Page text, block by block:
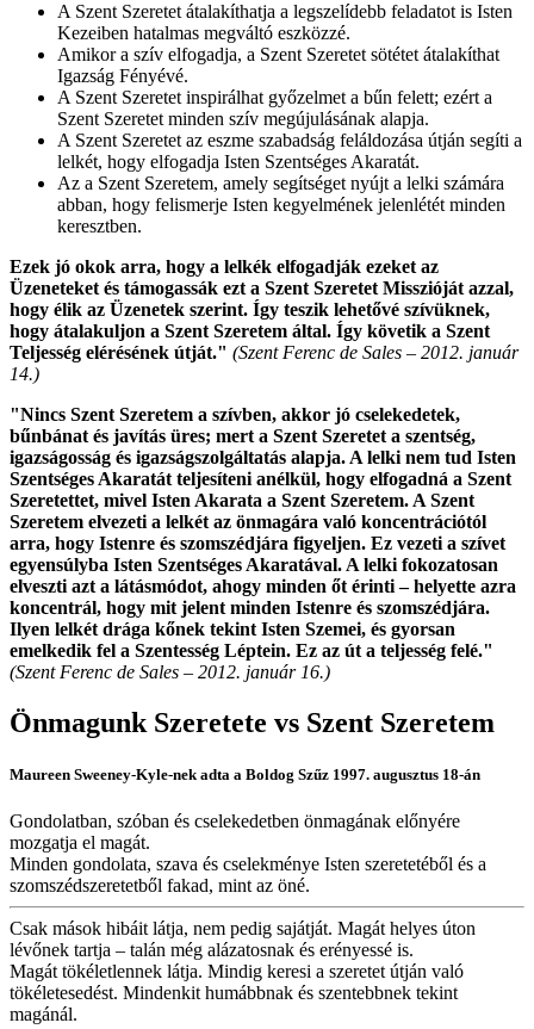
A Szent Szeretet átalakíthatja a legszelídebb feladatot is Isten
Kezeiben hatalmas megváltó eszközzé.
Amikor a szív elfogadja, a Szent Szeretet sötétet átalakíthat
Igazság Fényévé.
A Szent Szeretet inspirálhat győzelmet a bűn felett; ezért a
Szent Szeretet minden szív megújulásának alapja.
A Szent Szeretet az eszme szabadság feláldozása útján segíti a
lelkét, hogy elfogadja Isten Szentséges Akaratát.
Az a Szent Szeretem, amely segítséget nyújt a lelki számára
abban, hogy felismerje Isten kegyelmének jelenlétét minden
keresztben.
Ezek jó okok arra, hogy a lelkék elfogadják ezeket az
Üzeneteket és támogassák ezt a Szent Szeretet Misszióját azzal,
hogy élik az Üzenetek szerint. Így teszik lehetővé szívüknek,
hogy átalakuljon a Szent Szeretem által. Így követik a Szent
Teljesség elérésének útját." (Szent Ferenc de Sales – 2012. január
14.)
"Nincs Szent Szeretem a szívben, akkor jó cselekedetek,
bűnbánat és javítás üres; mert a Szent Szeretet a szentség,
igazságosság és igazságszolgáltatás alapja. A lelki nem tud Isten
Szentséges Akaratát teljesíteni anélkül, hogy elfogadná a Szent
Szeretettet, mivel Isten Akarata a Szent Szeretem. A Szent
Szeretem elvezeti a lelkét az önmagára való koncentrációtól
arra, hogy Istenre és szomszédjára figyeljen. Ez vezeti a szívet
egyensúlyba Isten Szentséges Akaratával. A lelki fokozatosan
elveszti azt a látásmódot, ahogy minden őt érinti – helyette azra
koncentrál, hogy mit jelent minden Istenre és szomszédjára.
Ilyen lelkét drága kőnek tekint Isten Szemei, és gyorsan
emelkedik fel a Szentesség Léptein. Ez az út a teljesség felé."
(Szent Ferenc de Sales – 2012. január 16.)
Önmagunk Szeretete vs Szent Szeretem
Maureen Sweeney-Kyle-nek adta a Boldog Szűz 1997. augusztus 18-án
Gondolatban, szóban és cselekedetben önmagának előnyére
mozgatja el magát.
Minden gondolata, szava és cselekménye Isten szeretetéből és a
szomszédszeretetből fakad, mint az öné.
Csak mások hibáit látja, nem pedig sajátját. Magát helyes úton
lévőnek tartja – talán még alázatosnak és erényessé is.
Magát tökéletlennek látja. Mindig keresi a szeretet útján való
tökéletesedést. Mindenkit humábbnak és szentebbnek tekint
magánál.